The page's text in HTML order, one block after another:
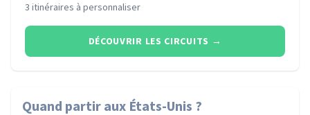
3 itinéraires à personnaliser
DÉCOUVRIR LES CIRCUITS →
Quand partir aux États-Unis ?